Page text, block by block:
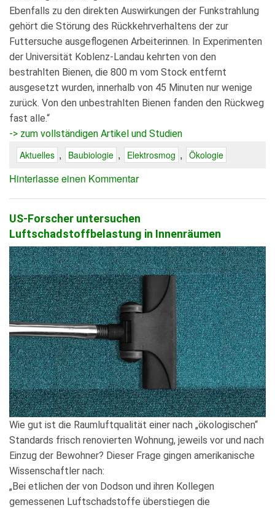
Ebenfalls zu den direkten Auswirkungen der Funkstrahlung
gehört die Störung des Rückkehrverhaltens der zur
Futtersuche ausgeflogenen Arbeiterinnen. In Experimenten
der Universität Koblenz-Landau kehrten von den
bestrahlten Bienen, die 800 m vom Stock entfernt
ausgesetzt wurden, innerhalb von 45 Minuten nur wenige
zurück. Von den unbestrahlten Bienen fanden den Rückweg
fast alle.“
-> zum vollständigen Artikel und Studien
Aktuelles , Baubiologie , Elektrosmog , Ökologie
Hinterlasse einen Kommentar
US-Forscher untersuchen
Luftschadstoffbelastung in Innenräumen
Wie gut ist die Raumluftqualität einer nach „ökologischen“
Standards frisch renovierten Wohnung, jeweils vor und nach
Einzug der Bewohner? Dieser Frage gingen amerikanische
Wissenschaftler nach:
„Bei etlichen der von Dodson und ihren Kollegen
gemessenen Luftschadstoffe überstiegen die